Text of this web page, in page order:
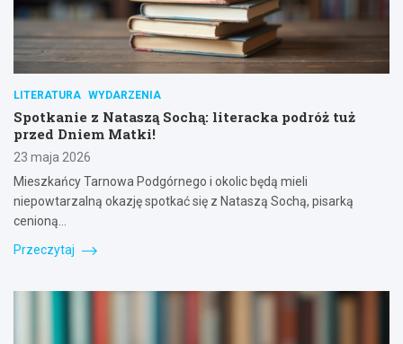
LITERATURA WYDARZENIA
Spotkanie z Nataszą Sochą: literacka podróż tuż
przed Dniem Matki!
23 maja 2026
Mieszkańcy Tarnowa Podgórnego i okolic będą mieli
niepowtarzalną okazję spotkać się z Nataszą Sochą, pisarką
cenioną…
Przeczytaj